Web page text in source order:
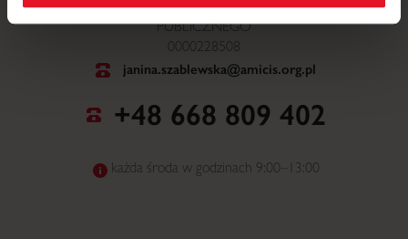
NR WPISU DO ORGANIZACJI POŻYTKU
PUBLICZNEGO
0000228508
janina.szablewska@amicis.org.pl
+48 668 809 402
każda środa w godzinach 9:00–13:00